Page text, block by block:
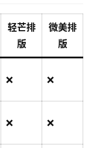
轻芒排
版
微美排
版
❌ ❌
❌ ❌